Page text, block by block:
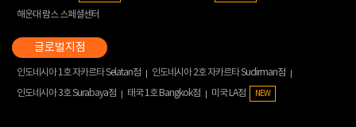
해운대 람스 스페셜센터
인도네시아 1호 자카르타 Selatan점
인도네시아 2호 자카르타 Sudirman점
인도네시아 3호 Surabaya점
태국 1호 Bangkok점 미국 LA점 NEW